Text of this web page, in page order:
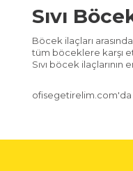
Sıvı
Böcek ilaçları
tüm böceklere karşı
Sıvı böcek
ofisegetirelim.com'da